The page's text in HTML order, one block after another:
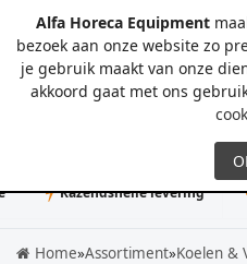
Alfa Horeca Equipment
bezoek aan onze website zo
je gebruik maakt van onze
akkoord gaat met ons
Razendsnelle levering
Home»Assortiment»Koelen &